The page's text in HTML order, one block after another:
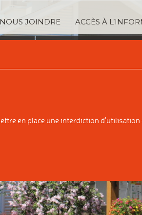
NOUS JOINDRE ACCÈS À
en place une interdiction d'utilisation